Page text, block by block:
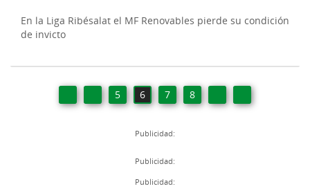
En la Liga Ribésalat el MF Renovables pierde su condición
de invicto
5 6 7 8
Publicidad:
Publicidad:
Publicidad: